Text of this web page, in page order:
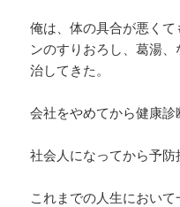
俺は、体の具合が悪く
ンのすりおろし、葛湯
治してきた。
会社をやめてから健康診
社会人になってから予防
これまでの人生におい